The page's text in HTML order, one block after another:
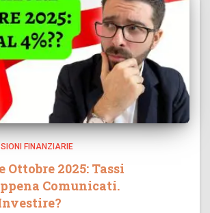
FINANZIARIE
Ottobre 2025: Tassi
Comunicati.